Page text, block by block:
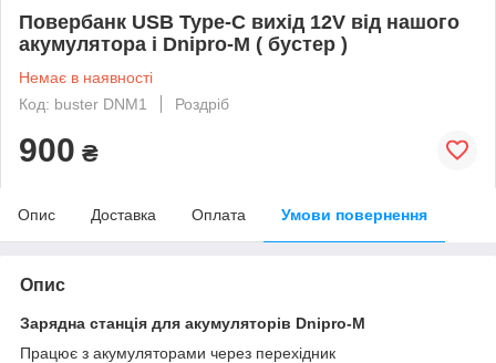
Повербанк USB Type-C вихід 12V від нашого
акумулятора і Dnipro-M ( бустер )
Немає в наявності
Код: buster DNM1
Роздріб
900 ₴
Опис Доставка Оплата Умови повернення
Опис
Зарядна станція для акумуляторів Dnipro-M
Працює з акумуляторами через перехідник